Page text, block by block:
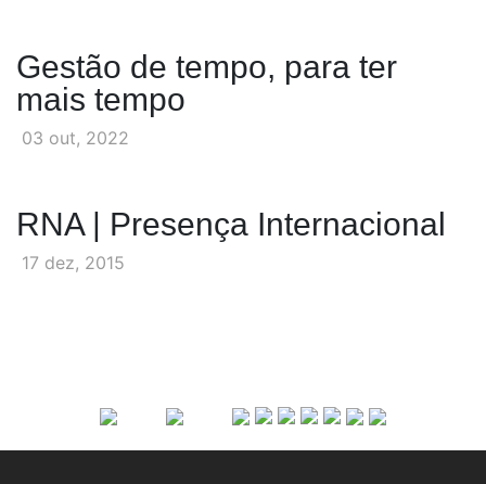
Gestão de tempo, para ter
mais tempo
03 out, 2022
RNA | Presença Internacional
17 dez, 2015